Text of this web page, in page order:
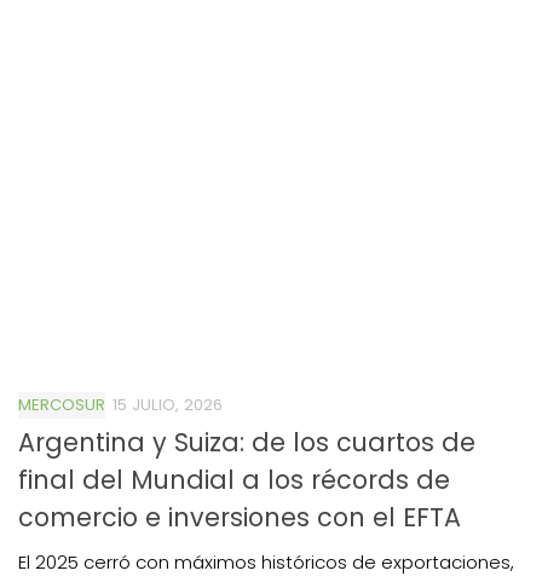
MERCOSUR 15 JULIO, 2026
Argentina y Suiza: de los cuartos de
final del Mundial a los récords de
comercio e inversiones con el EFTA
El 2025 cerró con máximos históricos de exportaciones,